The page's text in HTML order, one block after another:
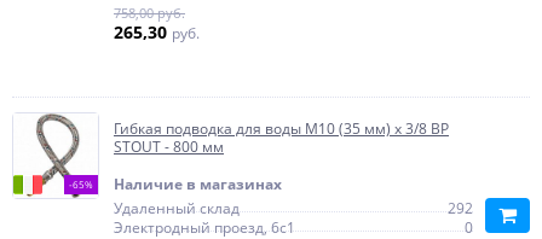
758,00 руб.
265,30 руб.
-65%
Гибкая подводка для воды M10 (35 мм) х 3/8 BP
STOUT - 800 мм
Наличие в магазинах
Удаленный склад
292
Электродный проезд, 6с1
0